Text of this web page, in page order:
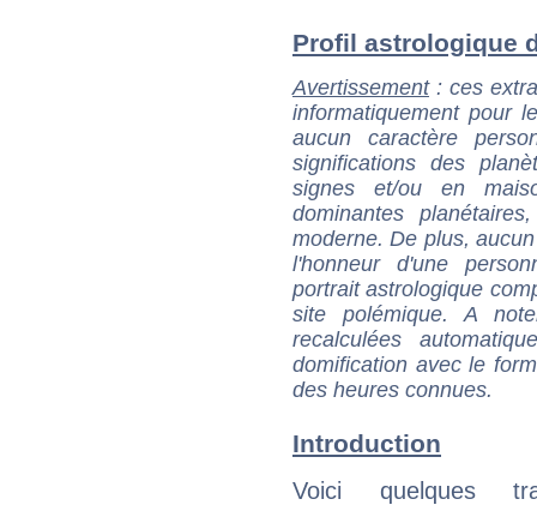
Profil astrologique
Avertissement: ces
informatiquement pour
aucun caractère
significations des
signes et/ou en
dominantes
moderne. De plus,
l'honneur d'une
portrait astrologique
site polémique. A
recalculées
domification avec le
des heures connues.
Introduction
Voici quelques